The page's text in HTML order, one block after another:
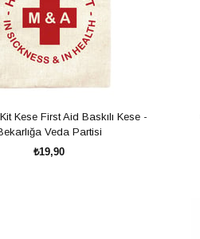
Kese First Aid Baskılı Kese -
Veda Partisi
₺19,90